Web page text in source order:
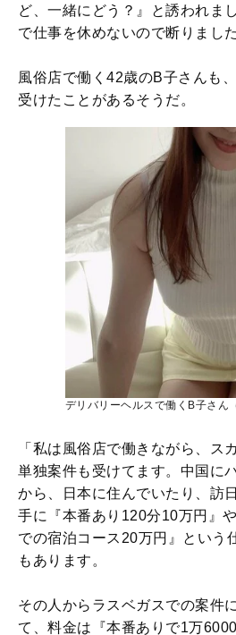
ど、一緒にどう？』と誘われま
で仕事を休めないので断りました
風俗店で働く42歳のB子さんも
受けたことがあるそうだ。
デリバリーヘルスで働くB子さん
「私は風俗店で働きながら、ス
単独案件も受けてます。中国に
から、日本に住んでいたり、訪
手に『本番あり120分10万円』
での宿泊コース20万円』という
もあります。
その人からラスベガスでの案件
て、料金は『本番ありで1万